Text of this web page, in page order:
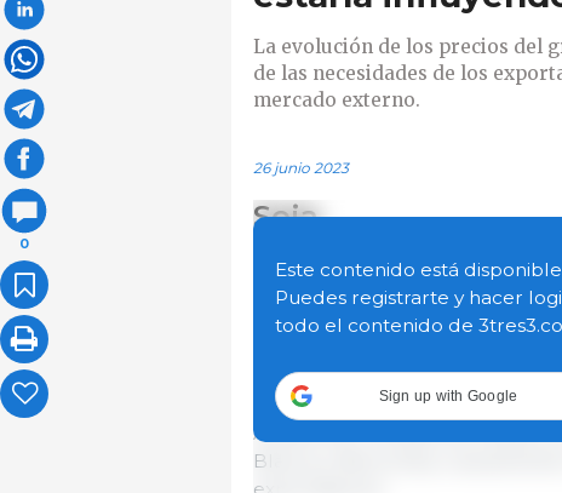
0
La evolución de los precios del
de las necesidades de los
mercado externo.
26 junio 2023
Soja
La baja en la oferta derivada de
rumores respecto a la
del Programa de Incremento
hecho, para Gran Rosario el
ARS 75 000 a ARS 77 000/t, en
Arbitral de Cereales de Rosario
Blanca y Necochea,
Este contenido está
Puedes registrarte y hacer
todo el contenido de
Sign up with Google